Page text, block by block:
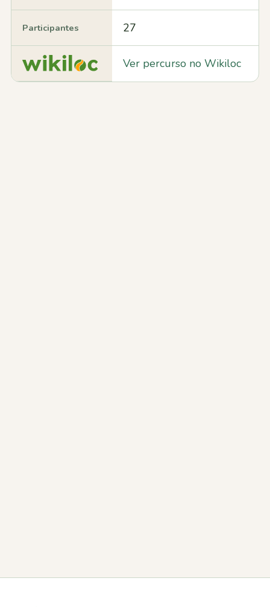
Participantes 27
Ver percurso no Wikiloc